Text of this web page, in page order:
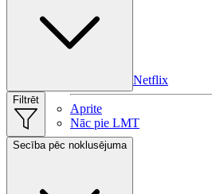
HBO Max | Netflix
Aprite
Nāc pie LMT
Filtrēt
Secība pēc noklusējuma